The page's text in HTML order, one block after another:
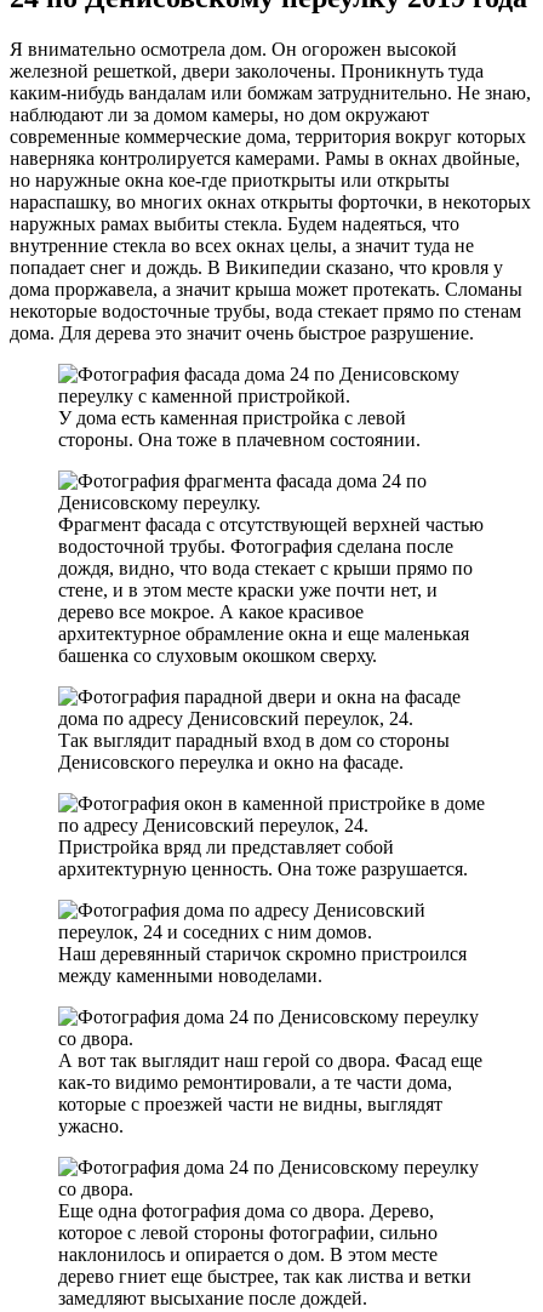
Я внимательно осмотрела дом. Он огорожен высокой
железной решеткой, двери заколочены. Проникнуть туда
каким-нибудь вандалам или бомжам затруднительно. Не знаю,
наблюдают ли за домом камеры, но дом окружают
современные коммерческие дома, территория вокруг которых
наверняка контролируется камерами. Рамы в окнах двойные,
но наружные окна кое-где приоткрыты или открыты
нараспашку, во многих окнах открыты форточки, в некоторых
наружных рамах выбиты стекла. Будем надеяться, что
внутренние стекла во всех окнах целы, а значит туда не
попадает снег и дождь. В Википедии сказано, что кровля у
дома проржавела, а значит крыша может протекать. Сломаны
некоторые водосточные трубы, вода стекает прямо по стенам
дома. Для дерева это значит очень быстрое разрушение.
У дома есть каменная пристройка с левой
стороны. Она тоже в плачевном состоянии.
Фрагмент фасада с отсутствующей верхней частью
водосточной трубы. Фотография сделана после
дождя, видно, что вода стекает с крыши прямо по
стене, и в этом месте краски уже почти нет, и
дерево все мокрое. А какое красивое
архитектурное обрамление окна и еще маленькая
башенка со слуховым окошком сверху.
Так выглядит парадный вход в дом со стороны
Денисовского переулка и окно на фасаде.
Пристройка вряд ли представляет собой
архитектурную ценность. Она тоже разрушается.
Наш деревянный старичок скромно пристроился
между каменными новоделами.
А вот так выглядит наш герой со двора. Фасад еще
как-то видимо ремонтировали, а те части дома,
которые с проезжей части не видны, выглядят
ужасно.
Еще одна фотография дома со двора. Дерево,
которое с левой стороны фотографии, сильно
наклонилось и опирается о дом. В этом месте
дерево гниет еще быстрее, так как листва и ветки
замедляют высыхание после дождей.